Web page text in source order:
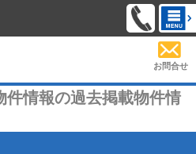
お問合せ
件情報の過去掲載物件情